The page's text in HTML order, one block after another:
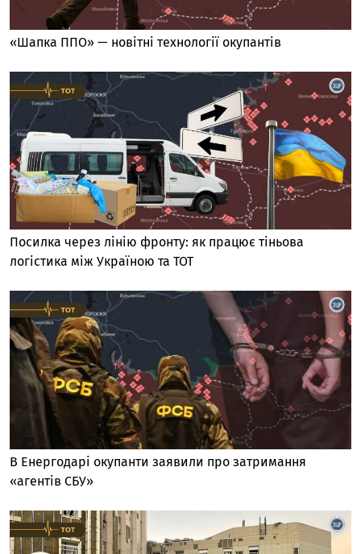
«Шапка ППО» — новітні технології окупантів
Посилка через лінію фронту: як працює тіньова
логістика між Україною та ТОТ
В Енергодарі окупанти заявили про затримання
«агентів СБУ»